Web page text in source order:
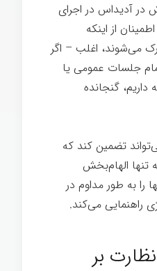
در آدیداس در اجرای
از اینکه
می‌شوند، اغلب – اگر
جلسات عمومی یا
گنجانده
تضمین کند که
الهام‌بخش
را به طور مداوم در
راهنمایی می‌کند.
بر